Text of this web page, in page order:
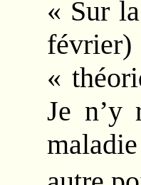
« Sur
février)
«
Je n’y